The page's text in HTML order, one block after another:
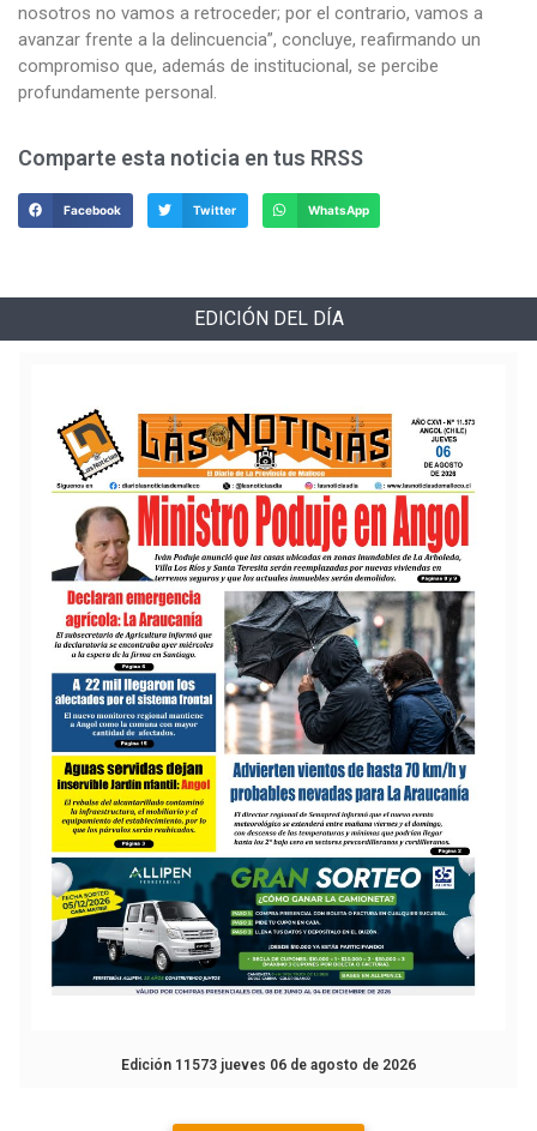
nosotros no vamos a retroceder; por el contrario, vamos a
avanzar frente a la delincuencia”, concluye, reafirmando un
compromiso que, además de institucional, se percibe
profundamente personal.
Comparte esta noticia en tus RRSS
Facebook Twitter WhatsApp
EDICIÓN DEL DÍA
Edición 11573 jueves 06 de agosto de 2026